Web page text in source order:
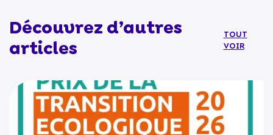
Découvrez d’autres
articles
TOUT
VOIR